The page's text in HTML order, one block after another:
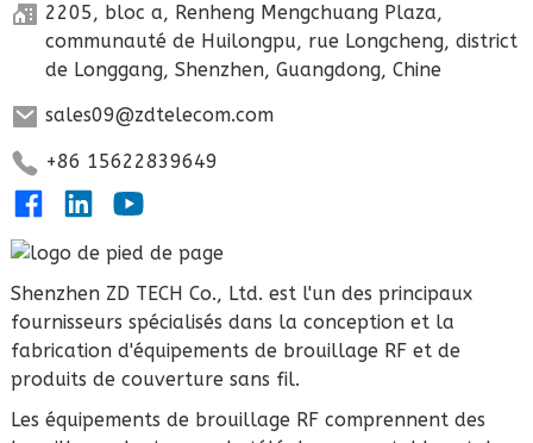
2205, bloc a, Renheng Mengchuang Plaza,
communauté de Huilongpu, rue Longcheng, district
de Longgang, Shenzhen, Guangdong, Chine
sales09@zdtelecom.com
+86 15622839649
Shenzhen ZD TECH Co., Ltd. est l'un des principaux
fournisseurs spécialisés dans la conception et la
fabrication d'équipements de brouillage RF et de
produits de couverture sans fil.
Les équipements de brouillage RF comprennent des